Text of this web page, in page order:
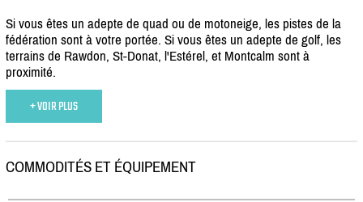
Si vous êtes un adepte de quad ou de motoneige, les pistes de la
fédération sont à votre portée. Si vous êtes un adepte de golf, les
terrains de Rawdon, St-Donat, l'Estérel, et Montcalm sont à
proximité.
+ VOIR PLUS
COMMODITÉS ET ÉQUIPEMENT